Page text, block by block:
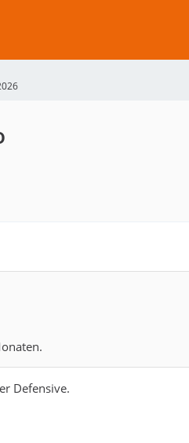
Defensive.